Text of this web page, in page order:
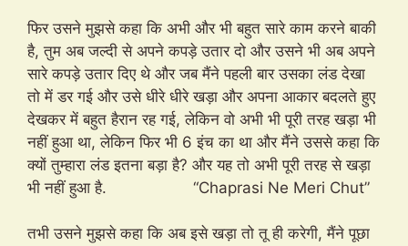
फिर उसने मुझसे कहा कि अभी और भी बहुत सारे काम करने बाकी
है, तुम अब जल्दी से अपने कपड़े उतार दो और उसने भी अब अपने
सारे कपड़े उतार दिए थे और जब मैंने पहली बार उसका लंड देखा
तो में डर गई और उसे धीरे धीरे खड़ा और अपना आकार बदलते हुए
देखकर में बहुत हैरान रह गई, लेकिन वो अभी भी पूरी तरह खड़ा भी
नहीं हुआ था, लेकिन फिर भी 6 इंच का था और मैंने उससे कहा कि
क्यों तुम्हारा लंड इतना बड़ा है? और यह तो अभी पूरी तरह से खड़ा
भी नहीं हुआ है. “Chaprasi Ne Meri Chut”
तभी उसने मुझसे कहा कि अब इसे खड़ा तो तू ही करेगी, मैंने पूछा